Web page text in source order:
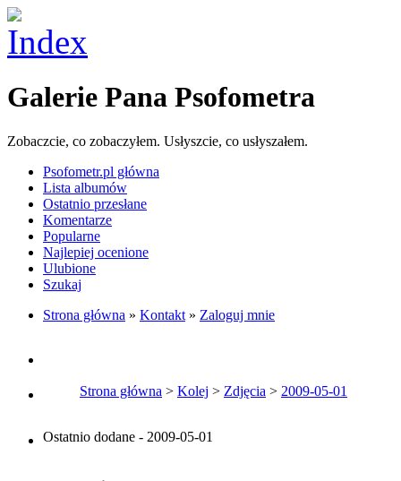
Galerie Pana Psofometra
Zobaczcie, co zobaczyłem. Usłyszcie, co usłyszałem.
Psofometr.pl główna
Lista albumów
Ostatnio przesłane
Komentarze
Popularne
Najlepiej ocenione
Ulubione
Szukaj
Strona główna » Kontakt » Zaloguj mnie
Strona główna > Kolej > Zdjęcia > 2009-05-01
Ostatnio dodane - 2009-05-01